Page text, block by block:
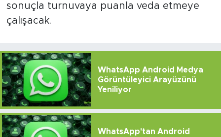
sonuçla turnuvaya puanla veda etmeye
çalışacak.
WhatsApp Android Medya
Görüntüleyici Arayüzünü
Yeniliyor
WhatsApp'tan Android